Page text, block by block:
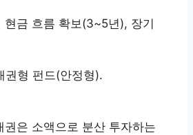
금 흐름 확보(3~5년), 장기
권형 펀드(안정형).
은 소액으로 분산 투자하는